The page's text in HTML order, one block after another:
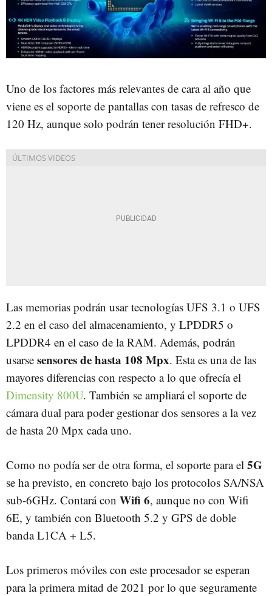
Uno de los factores más relevantes de cara al año que
viene es el soporte de pantallas con tasas de refresco de
120 Hz, aunque solo podrán tener resolución FHD+.
Las memorias podrán usar tecnologías UFS 3.1 o UFS
2.2 en el caso del almacenamiento, y LPDDR5 o
LPDDR4 en el caso de la RAM. Además, podrán
usarse sensores de hasta 108 Mpx. Esta es una de las
mayores diferencias con respecto a lo que ofrecía el
Dimensity 800U. También se ampliará el soporte de
cámara dual para poder gestionar dos sensores a la vez
de hasta 20 Mpx cada uno.
Como no podía ser de otra forma, el soporte para el 5G
se ha previsto, en concreto bajo los protocolos SA/NSA
sub-6GHz. Contará con Wifi 6, aunque no con Wifi
6E, y también con Bluetooth 5.2 y GPS de doble
banda L1CA + L5.
Los primeros móviles con este procesador se esperan
para la primera mitad de 2021 por lo que seguramente